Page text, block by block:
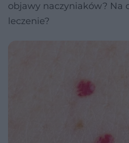
objawy naczyniaków? Na
leczenie?